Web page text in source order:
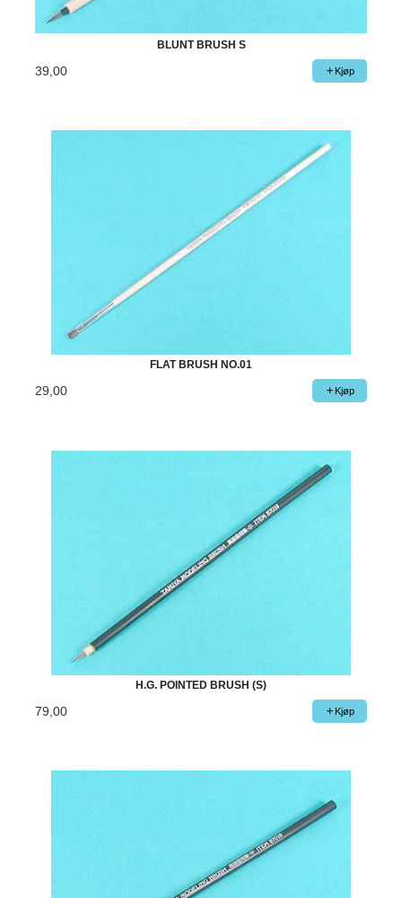
BLUNT BRUSH S
39,00 Kjøp
FLAT BRUSH NO.01
29,00 Kjøp
H.G. POINTED BRUSH (S)
79,00 Kjøp